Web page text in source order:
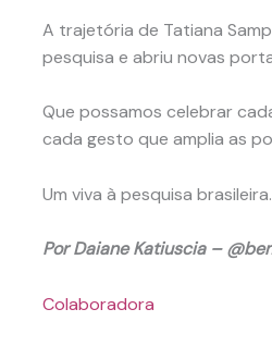
A trajetória de Tatiana
pesquisa e abriu novas
Que possamos celebrar
cada gesto que amplia as
Um viva à pesquisa
Por Daiane Katiuscia –
Colaboradora